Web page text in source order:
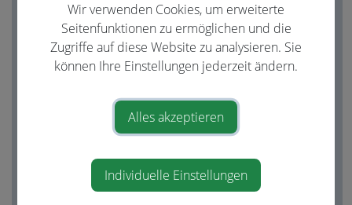
Dr. Gerhard
Kusolitsch
(07435/52919)
Hauptstr. 1
FA für Orthopädie
Wir verwenden Cookies, um erweiterte
Seitenfunktionen zu ermöglichen und die
Zugriffe auf diese Website zu analysieren. Sie
können Ihre Einstellungen jederzeit ändern.
Alles akzeptieren
Individuelle Einstellungen